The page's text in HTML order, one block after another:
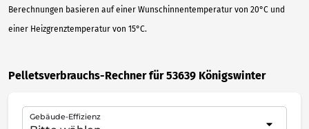
Berechnungen basieren auf einer Wunschinnentemperatur von 20°C und
einer Heizgrenztemperatur von 15°C.
Pelletsverbrauchs-Rechner für 53639 Königswinter
Gebäude-Effizienz